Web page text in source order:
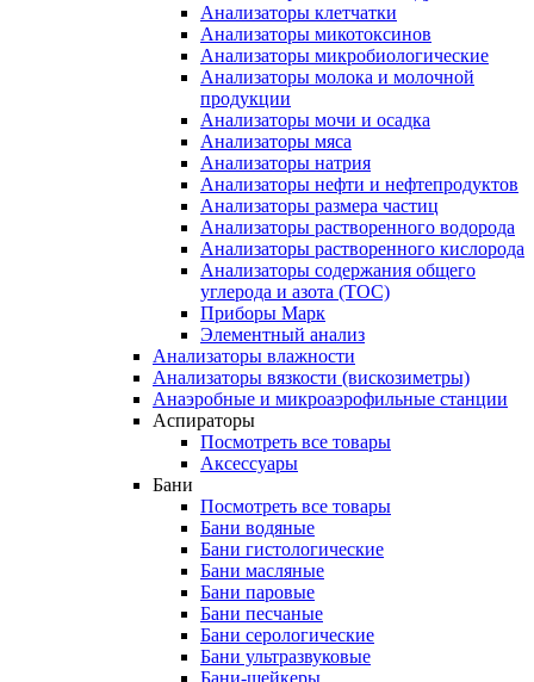
Анализаторы клетчатки
Анализаторы микотоксинов
Анализаторы микробиологические
Анализаторы молока и молочной
продукции
Анализаторы мочи и осадка
Анализаторы мяса
Анализаторы натрия
Анализаторы нефти и нефтепродуктов
Анализаторы размера частиц
Анализаторы растворенного водорода
Анализаторы растворенного кислорода
Анализаторы содержания общего
углерода и азота (ТОС)
Приборы Марк
Элементный анализ
Анализаторы влажности
Анализаторы вязкости (вискозиметры)
Анаэробные и микроаэрофильные станции
Аспираторы
Посмотреть все товары
Аксессуары
Бани
Посмотреть все товары
Бани водяные
Бани гистологические
Бани масляные
Бани паровые
Бани песчаные
Бани серологические
Бани ультразвуковые
Бани-шейкеры